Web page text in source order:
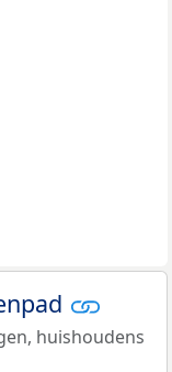
huishoudens